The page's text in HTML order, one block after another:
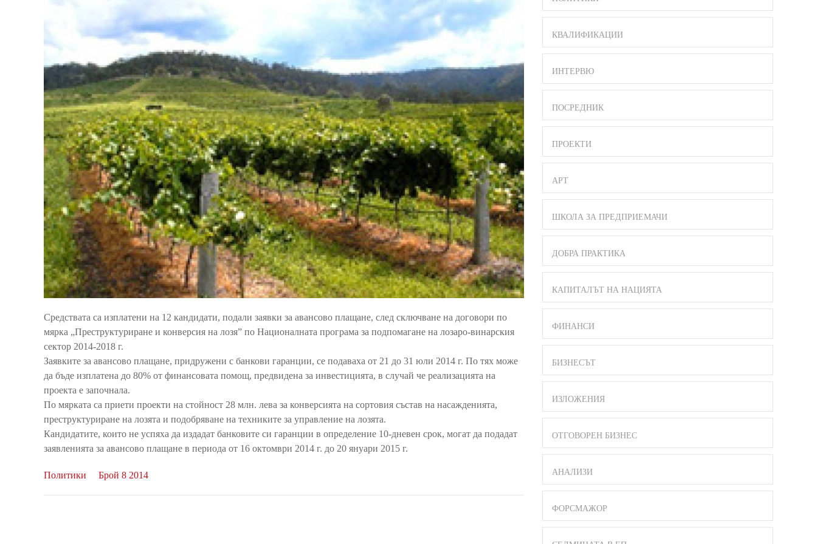
Средствата са изплатени на 12 кандидати, подали заявки за авансово плащане, след сключване на договори по
мярка „Преструктуриране и конверсия на лозя” по Националната програма за подпомагане на лозаро-винарския
сектор 2014-2018 г.
Заявките за авансово плащане, придружени с банкови гаранции, се подаваха от 21 до 31 юли 2014 г. По тях може
да бъде изплатена до 80% от финансовата помощ, предвидена за инвестицията, в случай че реализацията на
проекта е започнала.
По мярката са приети проекти на стойност 28 млн. лева за конверсията на сортовия състав на насажденията,
преструктуриране на лозята и подобряване на техниките за управление на лозята.
Кандидатите, които не успяха да издадат банковите си гаранции в определение 10-дневен срок, могат да подадат
заявленията за авансово плащане в периода от 16 октомври 2014 г. до 20 януари 2015 г.
Политики Брой 8 2014
КВАЛИФИКАЦИИ
ИНТЕРВЮ
ПОСРЕДНИК
ПРОЕКТИ
АРТ
ШКОЛА ЗА ПРЕДПРИЕМАЧИ
ДОБРА ПРАКТИКА
КАПИТАЛЪТ НА НАЦИЯТА
ФИНАНСИ
БИЗНЕСЪТ
ИЗЛОЖЕНИЯ
ОТГОВОРЕН БИЗНЕС
АНАЛИЗИ
ФОРСМАЖОР